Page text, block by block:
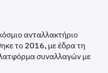
ανταλλακτήριο
το 2016, με έδρα τη
συναλλαγών με